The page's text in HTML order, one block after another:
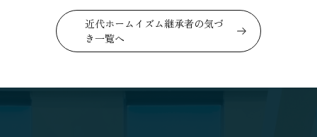
近代ホームイズム継承者の気づ
き一覧へ